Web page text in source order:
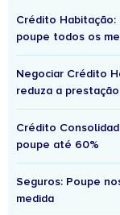
Crédito
poupe todos os
Negociar Crédito
reduza a
Crédito
poupe até 60%
Seguros: Poupe
medida